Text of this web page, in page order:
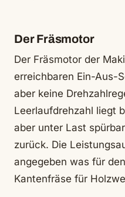
Der Fräsmotor
Der Fräsmotor der
erreichbaren Ein-Aus-
aber keine
Leerlaufdrehzahl liegt
aber unter Last
zurück. Die
angegeben was für
Kantenfräse für